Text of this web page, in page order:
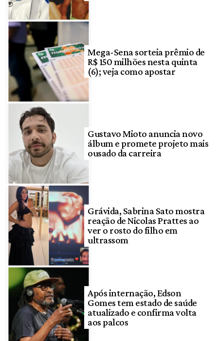
Mega-Sena sorteia prêmio de
R$ 150 milhões nesta quinta
(6); veja como apostar
Gustavo Mioto anuncia novo
álbum e promete projeto mais
ousado da carreira
Grávida, Sabrina Sato mostra
reação de Nicolas Prattes ao
ver o rosto do filho em
ultrassom
Após internação, Edson
Gomes tem estado de saúde
atualizado e confirma volta
aos palcos